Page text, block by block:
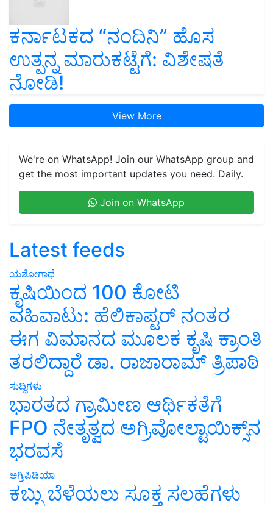
ಕರ್ನಾಟಕದ “ನಂದಿನಿ” ಹೊಸ
ಉತ್ಪನ್ನ ಮಾರುಕಟ್ಟೆಗೆ: ವಿಶೇಷತೆ
ನೋಡಿ!
View More
We're on WhatsApp! Join our WhatsApp group and
get the most important updates you need. Daily.
Join on WhatsApp
Latest feeds
ಯಶೋಗಾಥೆ
ಕೃಷಿಯಿಂದ 100 ಕೋಟಿ
ವಹಿವಾಟು: ಹೆಲಿಕಾಪ್ಟರ್ ನಂತರ
ಈಗ ವಿಮಾನದ ಮೂಲಕ ಕೃಷಿ ಕ್ರಾಂತಿ
ತರಲಿದ್ದಾರೆ ಡಾ. ರಾಜಾರಾಮ್ ತ್ರಿಪಾಠಿ
ಸುದ್ದಿಗಳು
ಭಾರತದ ಗ್ರಾಮೀಣ ಆರ್ಥಿಕತೆಗೆ
FPO ನೇತೃತ್ವದ ಅಗ್ರಿವೋಲ್ಟಾಯಿಕ್ಸ್‌ನ
ಭರವಸೆ
ಅಗ್ರಿಪಿಡಿಯಾ
ಕಬ್ಬು ಬೆಳೆಯಲು ಸೂಕ್ತ ಸಲಹೆಗಳು